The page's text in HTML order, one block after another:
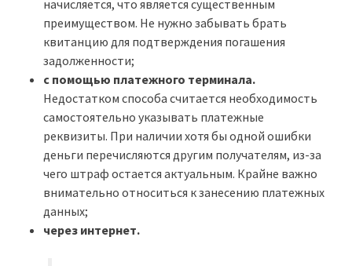
начисляется, что является существенным
преимуществом. Не нужно забывать брать
квитанцию для подтверждения погашения
задолженности;
с помощью платежного терминала.
Недостатком способа считается необходимость
самостоятельно указывать платежные
реквизиты. При наличии хотя бы одной ошибки
деньги перечисляются другим получателям, из-за
чего штраф остается актуальным. Крайне важно
внимательно относиться к занесению платежных
данных;
через интернет.